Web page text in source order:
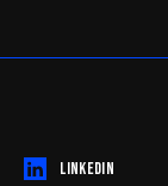
LINKEDIN